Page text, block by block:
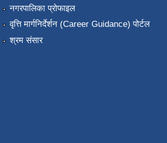
नगरपालिका प्रोफाइल
वृत्ति मार्गनिर्देर्शन (Career Guidance) पोर्टल
श्रम संसार